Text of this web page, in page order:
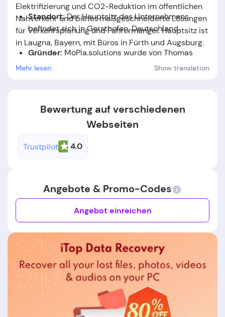
Elektrifizierung und CO2-Reduktion im öffentlichen
Nahverkehr und bietet maßgeschneiderte Lösungen
für Verkehrsplanung und Fahrermangel. Hauptsitz ist
in Laugna, Bayern, mit Büros in Fürth und Augsburg​.
Standort:Der Hauptsitz des Unternehmens
befindet sich in Gersthofen, Deutschland.
Gründer: MoPla.solutionswurde vonThomas
Szulwach
Mehr lesen Show translation
Bewertung auf verschiedenen
Webseiten
Trustpilot 4.0
Angebote & Promo-Codes
Angebot einreichen